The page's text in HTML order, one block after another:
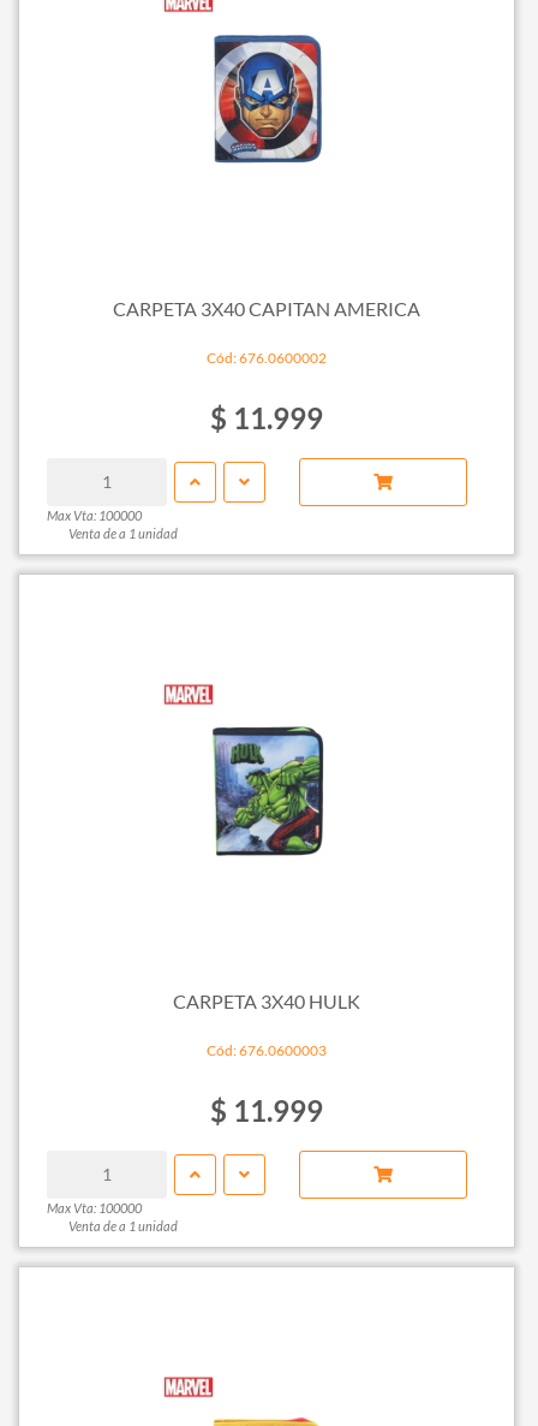
CARPETA 3X40 CAPITAN AMERICA
Cód: 676.0600002
$ 11.999
Max Vta: 100000
Venta de a 1 unidad
CARPETA 3X40 HULK
Cód: 676.0600003
$ 11.999
Max Vta: 100000
Venta de a 1 unidad